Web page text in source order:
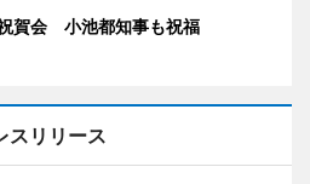
賀会 小池都知事も祝福
スリリース